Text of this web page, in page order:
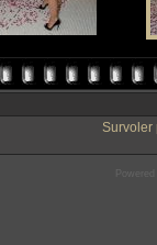
Survoler